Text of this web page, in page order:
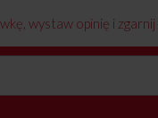
wystaw opinię i zgarnij